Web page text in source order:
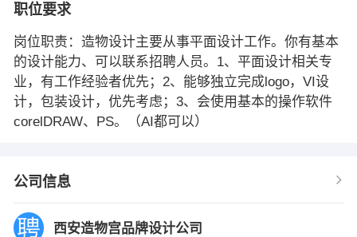
职位要求
岗位职责：造物设计主要从事平面设计工作。你有基本
的设计能力、可以联系招聘人员。1、平面设计相关专
业，有工作经验者优先；2、能够独立完成logo，VI设
计，包装设计，优先考虑；3、会使用基本的操作软件
corelDRAW、PS。（AI都可以）
公司信息
西安造物宫品牌设计公司